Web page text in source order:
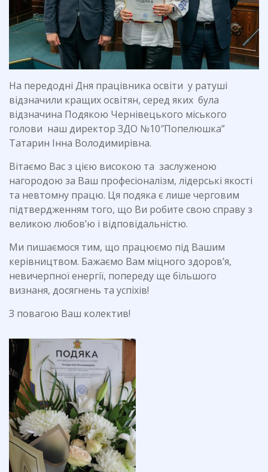
На передодні Дня працівника освіти у ратуші
відзначили кращих освітян, серед яких була
відзначина Подякою Чернівецького міського
голови наш директор ЗДО №10″Попелюшка”
Татарин Інна Володимирівна.
Вітаємо Вас з цією високою та заслуженою
нагородою за Ваш професіоналізм, лідерські якості
та невтомну працю. Ця подяка є лише черговим
підтвердженням того, що Ви робите свою справу з
великою любов’ю і відповідальністю.
Ми пишаємося тим, що працюємо під Вашим
керівництвом. Бажаємо Вам міцного здоров’я,
невичерпної енергії, попереду ще більшого
визнаня, досягнень та успіхів!
З повагою Ваш колектив!